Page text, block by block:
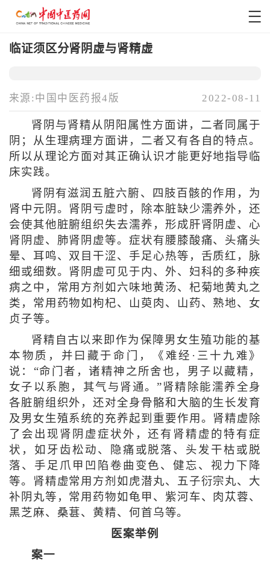
临证须区分肾阴虚与肾精虚
来源:中国中医药报4版 2022-08-11
肾阴与肾精从阴阳属性方面讲，二者同属于
阴；从生理病理方面讲，二者又有各自的特点。
所以从理论方面对其正确认识才能更好地指导临
床实践。
肾阴有滋润五脏六腑、四肢百骸的作用，为
肾中元阴。肾阴亏虚时，除本脏缺少濡养外，还
会使其他脏腑组织失去濡养，形成肝肾阴虚、心
肾阴虚、肺肾阴虚等。症状有腰膝酸痛、头痛头
晕、耳鸣、双目干涩、手足心热等，舌质红，脉
细或细数。肾阴虚可见于内、外、妇科的多种疾
病之中，常用方剂如六味地黄汤、杞菊地黄丸之
类，常用药物如枸杞、山萸肉、山药、熟地、女
贞子等。
肾精自古以来即作为保障男女生殖功能的基
本物质，并曰藏于命门，《难经·三十九难》
说：“命门者，诸精神之所舍也，男子以藏精，
女子以系胞，其气与肾通。”肾精除能濡养全身
各脏腑组织外，还对全身骨骼和大脑的生长发育
及男女生殖系统的充养起到重要作用。肾精虚除
了会出现肾阴虚症状外，还有肾精虚的特有症
状，如牙齿松动、隐痛或脱落、头发干枯或脱
落、手足爪甲凹陷卷曲变色、健忘、视力下降
等。肾精虚常用方剂如虎潜丸、五子衍宗丸、大
补阴丸等，常用药物如龟甲、紫河车、肉苁蓉、
黑芝麻、桑葚、黄精、何首乌等。
医案举例
案一